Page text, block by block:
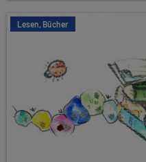
Lesen, Bücher